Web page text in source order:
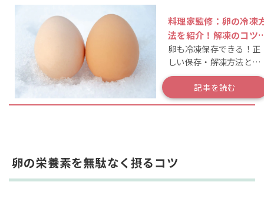
料理家監修：卵の冷凍
法を紹介！解凍のコツ
おすすめレシピも
卵も冷凍保存できる！正
しい保存・解凍方法と
は？
記事を読む
卵の栄養素を無駄なく摂るコツ